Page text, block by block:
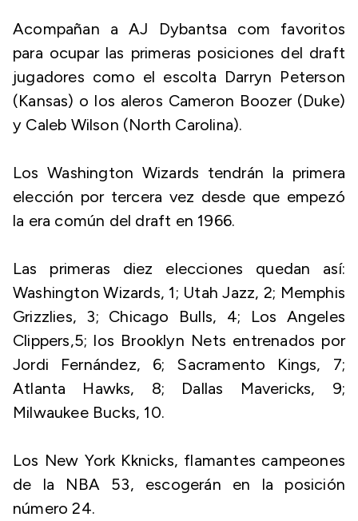
Acompañan a AJ Dybantsa com favoritos
para ocupar las primeras posiciones del draft
jugadores como el escolta Darryn Peterson
(Kansas) o los aleros Cameron Boozer (Duke)
y Caleb Wilson (North Carolina).
Los Washington Wizards tendrán la primera
elección por tercera vez desde que empezó
la era común del draft en 1966.
Las primeras diez elecciones quedan así:
Washington Wizards, 1; Utah Jazz, 2; Memphis
Grizzlies, 3; Chicago Bulls, 4; Los Angeles
Clippers,5; los Brooklyn Nets entrenados por
Jordi Fernández, 6; Sacramento Kings, 7;
Atlanta Hawks, 8; Dallas Mavericks, 9;
Milwaukee Bucks, 10.
Los New York Kknicks, flamantes campeones
de la NBA 53, escogerán en la posición
número 24.